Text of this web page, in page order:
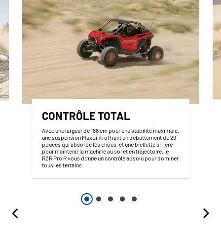
CONTRÔLE TOTAL
Avec une largeur de 188 cm pour une stabilité maximale,
une suspension MaxLink offrant un débattement de 29
pouces qui absorbe les chocs, et une biellette arrière
pour maintenir la machine au sol et en trajectoire, le
RZR Pro R vous donne un contrôle absolu pour dominer
tous les terrains.